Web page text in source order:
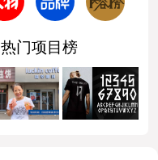
热门项目榜